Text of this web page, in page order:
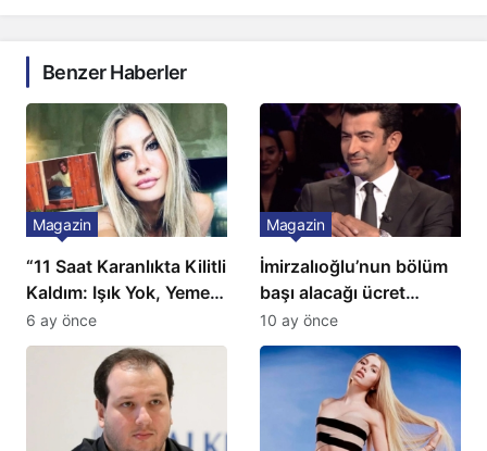
Benzer Haberler
“11 Saat Karanlıkta Kilitli
Kaldım: Işık Yok, Yemek
Yok, Tuvalet Yok!”
Çağla Şikel’den Şok
Magazin
6 ay önce
İmirzalıoğlu’nun bölüm
başı alacağı ücret
Türkiye’de bir ilk:
Gözünü 2 ilçeye dikti!
Magazin
10 ay önce